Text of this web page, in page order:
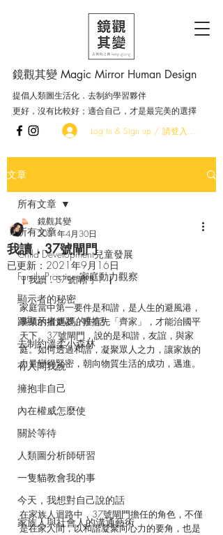
鏡觀其變 Magic Mirror Human Design
提倡人類圖生活化．去制約學習夥伴
更好，沒有比較好；適合自己，才是最完美的選擇
Log In & Sign up / 請登入．加入會員
文章
所有文章
Child Development兒童發展
Family Practice 家庭動力觀察
顯示者的秘密
跟顯示者媽媽的對話
去制約溫柔小森林
有人問我說
擁抱非自己
內在權威怎麼使
關於等待
人類圖分析師研習
一隻貓教會我的事
今天，我想對自己說的話
家族人與社會人的溝通藝術
所有文章
我讀．37號閘門
鏡觀其變
2021年4月30日
已更新： 2021年9月16日
▏我讀．37號閘門 1▕
家庭當中第一要件是和諧，是人生的避風港，
事業的推進器。唯有先「齊家」，才能治國平
天下。37號閘門，說的是和諧，友誼，與家
庭。如何透過和諧，凝聚眾人之力，讓家族的
力量變得緊密，朝向物質生活的成功，邁進。
在家族人迴路中，37號閘門擔任的角色，不僅
是在家人間，以和諧凝聚向心力的要角，也是